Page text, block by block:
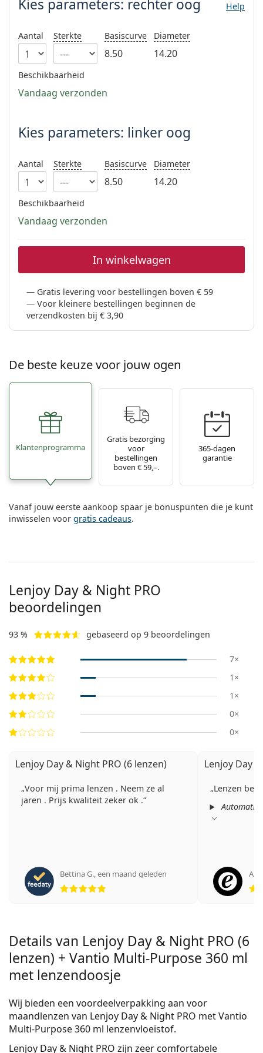
Alle merken
Prada
Alle merken
Alle lenzenvloeistoffen
Online
Kies parameters: rechter oog Help
Aantal Sterkte Basiscurve
8.50
Diameter
14.20
Beschikbaarheid
Vandaag verzonden
Kies parameters: linker oog
Aantal Sterkte Basiscurve
8.50
Diameter
14.20
Beschikbaarheid
Vandaag verzonden
In winkelwagen
Gratis levering voor bestellingen boven € 59
Voor kleinere bestellingen beginnen de
verzendkosten bij € 3,90
De beste keuze voor jouw ogen
Klantenprogramma
Gratis bezorging
voor
bestellingen
boven € 59,–.
365-dagen
garantie
Vanaf jouw eerste aankoop spaar je bonuspunten die je kunt
inwisselen voor gratis cadeaus.
Lenjoy Day & Night PRO
beoordelingen
93 % gebaseerd op 9 beoordelingen
7×
1×
1×
0×
0×
Lenjoy Day & Night PRO (6 lenzen)
Voor mij prima lenzen . Neem ze al
jaren . Prijs kwaliteit zeker ok .
Bettina G.,een maand geleden
Beoordeling 5 van 5
Lenjoy Day
Lenzen
Details van Lenjoy Day & Night PRO (6
lenzen) + Vantio Multi-Purpose 360 ml
met lenzendoosje
Wij bieden een voordeelverpakking aan voor
maandlenzen van Lenjoy Day & Night PRO met Vantio
Multi-Purpose 360 ml lenzenvloeistof.
Lenjoy Day & Night PRO zijn zeer comfortabele